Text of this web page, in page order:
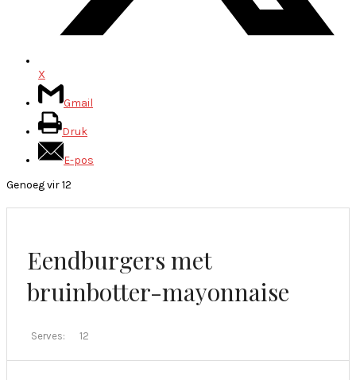
X
Gmail
Druk
E-pos
Genoeg vir 12
Eendburgers met
bruinbotter-mayonnaise
Serves: 12